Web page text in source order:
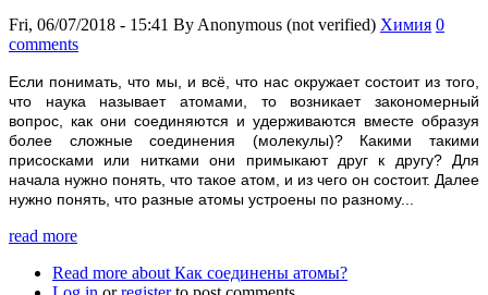
Fri, 06/07/2018 - 15:41 By Anonymous (not verified) Химия 0
comments
Если понимать, что мы, и всё, что нас окружает состоит из того,
что наука называет атомами, то возникает закономерный
вопрос, как они соединяются и удерживаются вместе образуя
более сложные соединения (молекулы)? Какими такими
присосками или нитками они примыкают друг к другу? Для
начала нужно понять, что такое атом, и из чего он состоит. Далее
нужно понять, что разные атомы устроены по разному...
read more
Read more about Как соединены атомы?